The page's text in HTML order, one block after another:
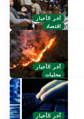
آخر الأخبار
اقتصاد
آخر الأخبار
محليات
آخر الأخبار